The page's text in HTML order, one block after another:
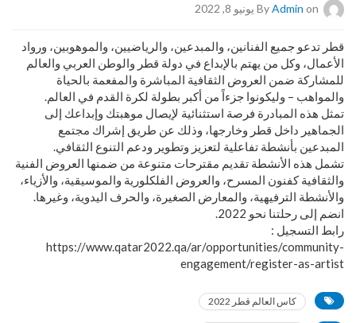
By Admin on يونيو 8, 2022
قطر تدعو جميع الفنانين، والمبدعين، والرياضيين، والموهوبين، ورواد
الأعمال، وكل من يهتم بالإبداع في دولة قطر والوطن العربي والعالم
للمشاركة ضمن العروض الثقافية المباشرة والمفعمة بالحياة
والمواهب – وليكونوا جزءاً من أكبر بطولة لكرة القدم في العالم.
تمثل هذه المبادرة فرصة استثنائية لإيصال موهبتك وإبداعك إلى
الجماهير داخل قطر وخارجها، وذلك عن طريق إشراك مجتمع
المبدعين بأنشطة تفاعلية لتعزيز وتطوير ودعم التنوع الثقافي.
تشمل هذه الأنشطة تقديم مقترحات متنوعة من ضمنها العروض الفنية
والثقافية كفنون المسرح، والعروض الفلكلورية والموسيقية، والأزياء،
والأنشطة الترفيهية، والمعارض الصغيرة، والحرف اليدوية، وغيرها.
انضم إلى رحلتنا نحو 2022.
رابط التسجيل :
https://www.qatar2022.qa/ar/opportunities/community-
engagement/register-as-artist
كاس العالم قطر 2022